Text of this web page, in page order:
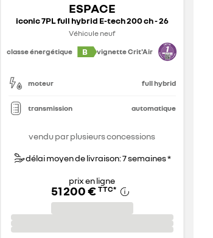
ESPACE
iconic 7PL full hybrid E-tech 200 ch - 26
Véhicule neuf
classe énergétique
B vignette Crit'Air
moteur full hybrid
transmission automatique
vendu par plusieurs concessions
délai moyen de livraison: 7 semaines *
prix en ligne
51 200 € TTC*